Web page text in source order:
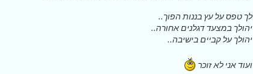
לך טפס על עץ בננות הפוך..
יהולך במצעד דגלנים אחורה..
יהולך על קביים בישיבה..
ועוד אני לא זוכר